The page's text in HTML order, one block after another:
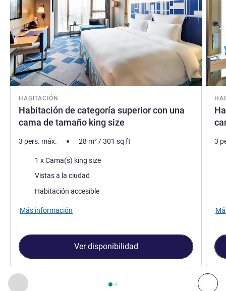
Anterior - Habitación
Página , Habitación 1 : Habitación de categoría
HABITACIÓN
Habitación de categoría superior con una
cama de tamaño king size
3 pers. máx. 28 m²/301 sq ft
Ropa de cama
1 x Cama(s) king size
Views :Vistas a la ciudad
Habitación accesible
Más información
Ver disponibilidad
3